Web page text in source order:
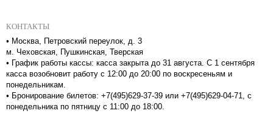
КОНТАКТЫ
• Москва, Петровский переулок, д. 3
м. Чеховская, Пушкинская, Тверская
• График работы кассы: касса закрыта до 31 августа. С 1 сентября
касса возобновит работу с 12:00 до 20:00 по воскресеньям и
понедельникам.
• Бронирование билетов: +7(495)629-37-39 или +7(495)629-04-71, с
понедельника по пятницу с 11:00 до 18:00.